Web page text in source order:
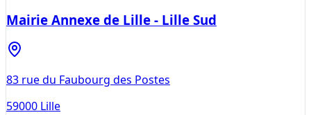
Mairie Annexe de Lille - Lille Sud
83 rue du Faubourg des Postes
59000 Lille